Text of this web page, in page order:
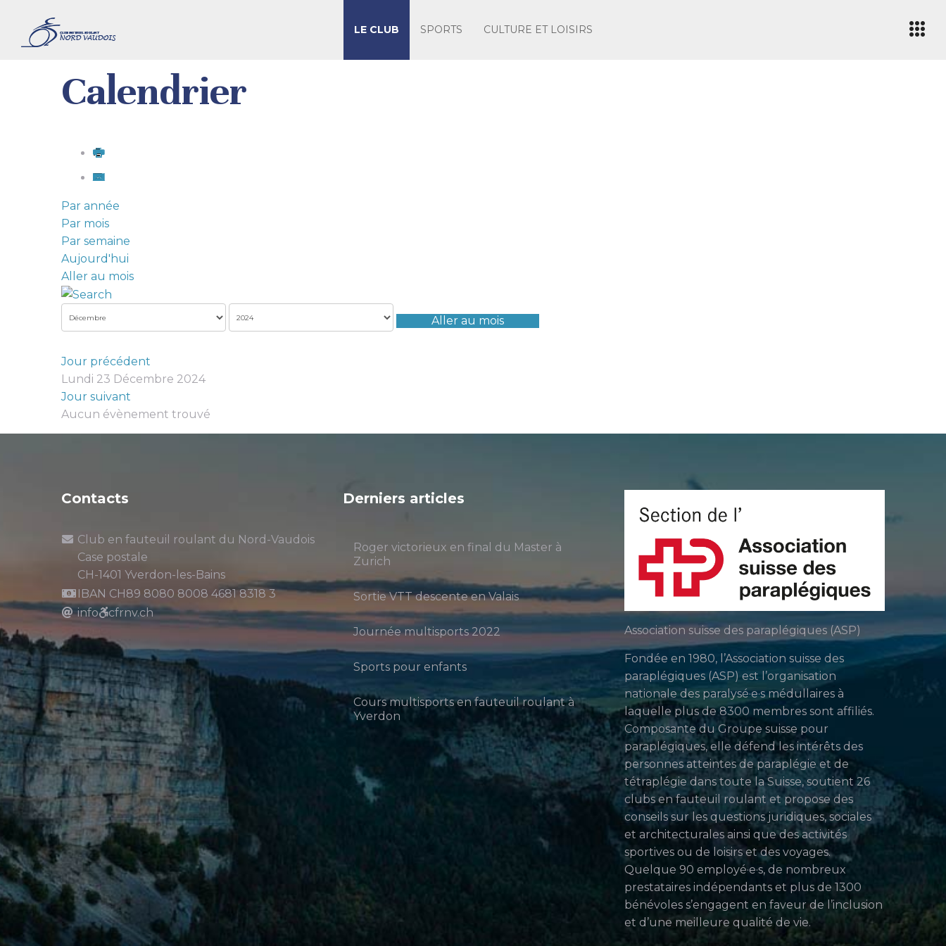
LE CLUB SPORTS CULTURE ET LOISIRS
Calendrier
Par année
Par mois
Par semaine
Aujourd'hui
Aller au mois
Aller au mois
Jour précédent
Lundi 23 Décembre 2024
Jour suivant
Aucun évènement trouvé
Contacts
Club en fauteuil roulant du Nord-Vaudois
Case postale
CH-1401 Yverdon-les-Bains
IBAN CH89 8080 8008 4681 8318 3
info
cfrnv.ch
Derniers articles
Roger victorieux en final du Master à
Zurich
Sortie VTT descente en Valais
Journée multisports 2022
Sports pour enfants
Cours multisports en fauteuil roulant à
Yverdon
Association suisse des paraplégiques (ASP)
Fondée en 1980, l’Association suisse des
paraplégiques (ASP) est l’organisation
nationale des paralysé·e·s médullaires à
laquelle plus de 8300 membres sont affiliés.
Composante du Groupe suisse pour
paraplégiques, elle défend les intérêts des
personnes atteintes de paraplégie et de
tétraplégie dans toute la Suisse, soutient 26
clubs en fauteuil roulant et propose des
conseils sur les questions juridiques, sociales
et architecturales ainsi que des activités
sportives ou de loisirs et des voyages.
Quelque 90 employé·e·s, de nombreux
prestataires indépendants et plus de 1300
bénévoles s’engagent en faveur de l’inclusion
et d’une meilleure qualité de vie.